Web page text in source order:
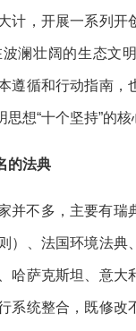
计，开展一系列
澜壮阔的生态文
遵循和行动指南
想“十个坚持”的
的法典
并不多，主要有
）、法国环境法
哈萨克斯坦、意
系统整合，既修